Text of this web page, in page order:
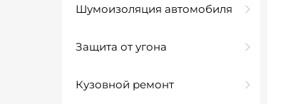
Шумоизоляция автомобиля
Защита от угона
Кузовной ремонт